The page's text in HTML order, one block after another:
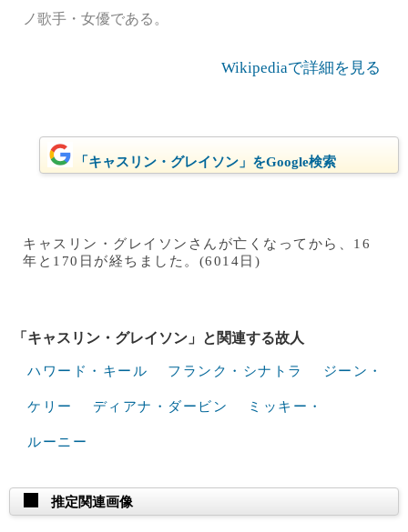
ノ歌手・女優である。
Wikipediaで詳細を見る
「キャスリン・グレイソン」をGoogle検索
キャスリン・グレイソンさんが亡くなってから、16
年と170日が経ちました。(6014日)
「キャスリン・グレイソン」と関連する故人
ハワード・キール フランク・シナトラ ジーン・
ケリー ディアナ・ダービン ミッキー・
ルーニー
推定関連画像